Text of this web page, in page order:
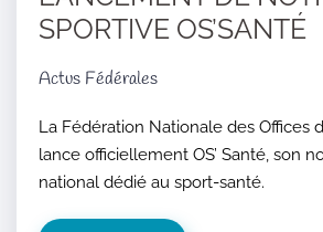
SPORTIVE OS’SANTÉ
Actus Fédérales
La Fédération Nationale des Offices
lance officiellement OS’ Santé, son
national dédié au sport-santé.